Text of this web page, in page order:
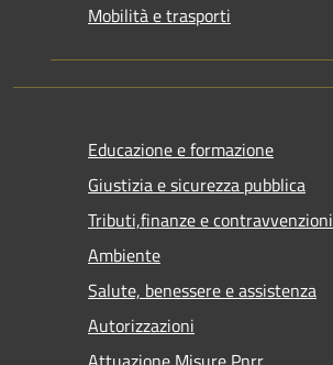
Mobilità e trasporti
Educazione e formazione
Giustizia e sicurezza pubblica
Tributi,finanze e contravvenzioni
Ambiente
Salute, benessere e assistenza
Autorizzazioni